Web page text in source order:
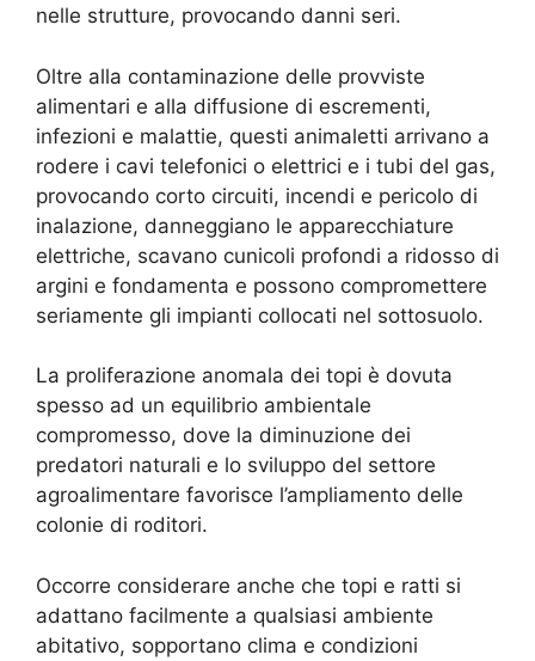
nelle strutture, provocando danni seri.
Oltre alla contaminazione delle provviste
alimentari e alla diffusione di escrementi,
infezioni e malattie, questi animaletti arrivano a
rodere i cavi telefonici o elettrici e i tubi del gas,
provocando corto circuiti, incendi e pericolo di
inalazione, danneggiano le apparecchiature
elettriche, scavano cunicoli profondi a ridosso di
argini e fondamenta e possono compromettere
seriamente gli impianti collocati nel sottosuolo.
La proliferazione anomala dei topi è dovuta
spesso ad un equilibrio ambientale
compromesso, dove la diminuzione dei
predatori naturali e lo sviluppo del settore
agroalimentare favorisce l’ampliamento delle
colonie di roditori.
Occorre considerare anche che topi e ratti si
adattano facilmente a qualsiasi ambiente
abitativo, sopportano clima e condizioni